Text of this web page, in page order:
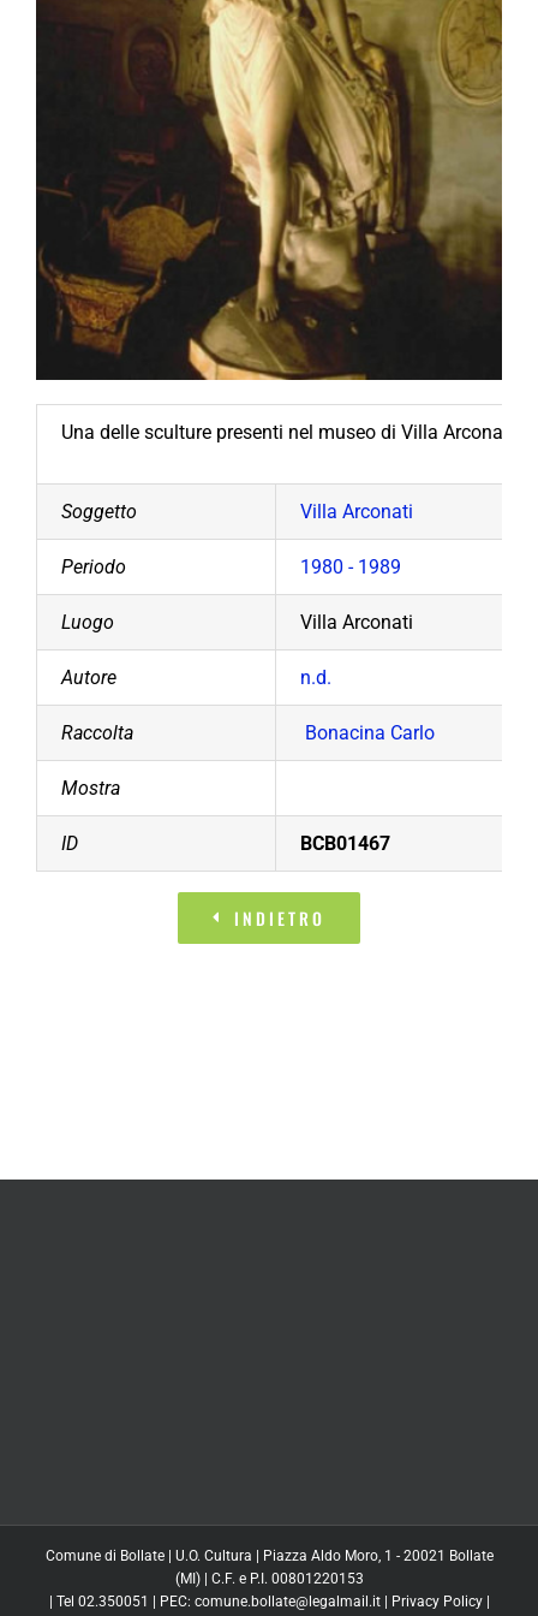
Una delle sculture presenti nel museo di Villa Arconati.
Soggetto Villa Arconati
Periodo 1980 - 1989
Luogo Villa Arconati
Autore n.d.
Raccolta Bonacina Carlo
Mostra
ID BCB01467
INDIETRO
Comune di Bollate | U.O. Cultura | Piazza Aldo Moro, 1 - 20021 Bollate
(MI) | C.F. e P.I. 00801220153
| Tel 02.350051 | PEC: comune.bollate@legalmail.it | Privacy Policy|